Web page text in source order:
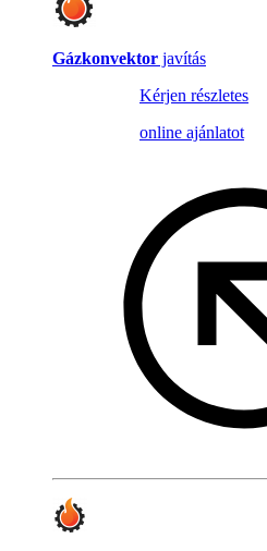
Gázkonvektor javítás
Kérjen részletes
online ajánlatot